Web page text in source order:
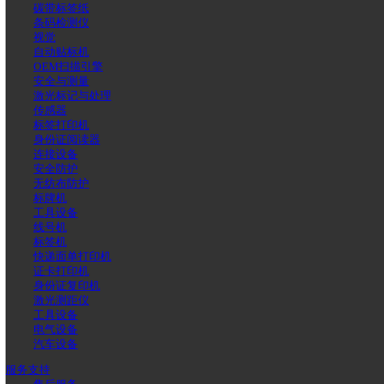
碳带标签纸
条码检测仪
视觉
自动贴标机
OEM扫描引擎
安全与测量
激光标记与处理
传感器
标签打印机
身份证阅读器
连接设备
安全防护
无纺布防护
标牌机
工具设备
线号机
标签机
快递面单打印机
证卡打印机
身份证复印机
激光测距仪
工具设备
电气设备
汽车设备
服务支持